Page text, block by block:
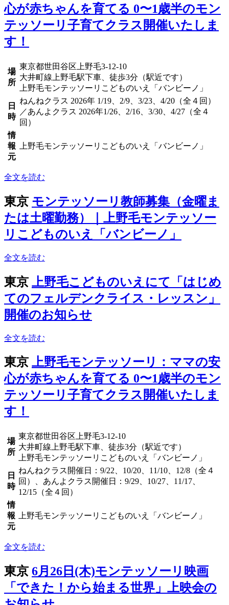
心が赤ちゃんを育てる 0〜1歳半のモン
テッソーリ子育てクラス開催いたしま
す！
場
所
東京都世田谷区上野毛3-12-10
大井町線上野毛駅下車、徒歩3分（駅近です）
上野毛モンテッソーリこどものいえ「バンビーノ」
日
時
ねんねクラス 2026年 1/19、2/9、3/23、4/20（全４回）
／あんよクラス 2026年1/26、2/16、3/30、4/27（全４
回）
情
報
元
上野毛モンテッソーリこどものいえ「バンビーノ」
全文を読む
東京 モンテッソーリ教師募集（金曜ま
たは土曜勤務）｜上野毛モンテッソー
リこどものいえ「バンビーノ」
全文を読む
東京 上野毛こどものいえにて「はじめ
てのフェルデンクライス・レッスン」
開催のお知らせ
全文を読む
東京 上野毛モンテッソーリ：ママの安
心が赤ちゃんを育てる 0〜1歳半のモン
テッソーリ子育てクラス開催いたしま
す！
場
所
東京都世田谷区上野毛3-12-10
大井町線上野毛駅下車、徒歩3分（駅近です）
上野毛モンテッソーリこどものいえ「バンビーノ」
日
時
ねんねクラス開催日：9/22、10/20、11/10、12/8（全４
回）、あんよクラス開催日：9/29、10/27、11/17、
12/15（全４回）
情
報
元
上野毛モンテッソーリこどものいえ「バンビーノ」
全文を読む
東京 6月26日(木)モンテッソーリ映画
「できた！から始まる世界」上映会の